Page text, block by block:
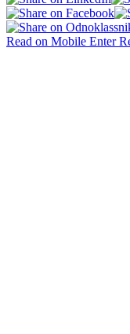
Read on Mobile Enter